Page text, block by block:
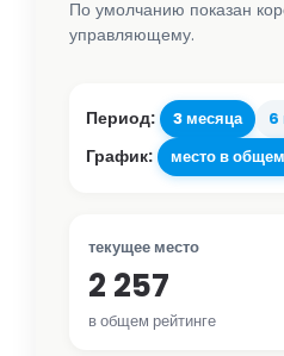
По умолчанию показан
управляющему.
Период: 3 месяца 6
График: место в
текущее место
2 257
в общем рейтинге